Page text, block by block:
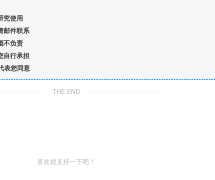
究使用
邮件联系
不负责
自行承担
表您同意
THE END
喜欢就支持一下吧！